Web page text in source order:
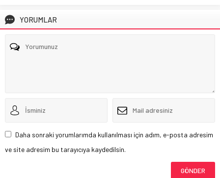
YORUMLAR
Daha sonraki yorumlarımda kullanılması için adım, e-posta adresim
ve site adresim bu tarayıcıya kaydedilsin.